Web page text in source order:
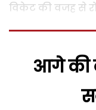
विकेट की वजह से
आगे की